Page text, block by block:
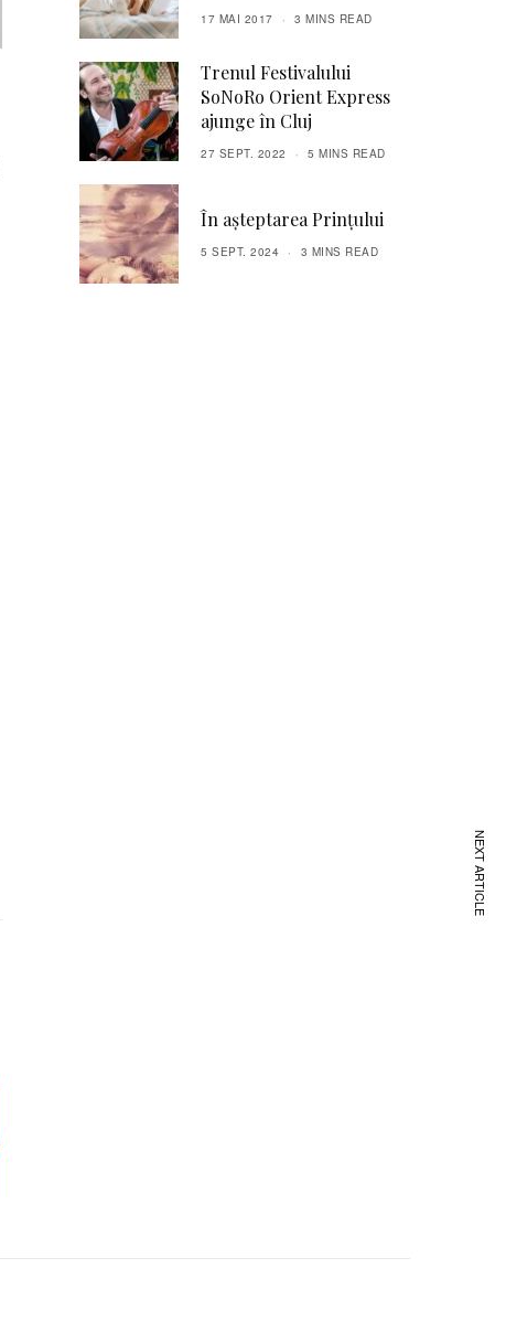
17 MAI 2017 3 MINS READ
Trenul Festivalului
SoNoRo Orient Express
ajunge în Cluj
27 SEPT. 2022 5 MINS READ
În așteptarea Prințului
5 SEPT. 2024 3 MINS READ
NEXT ARTICLE